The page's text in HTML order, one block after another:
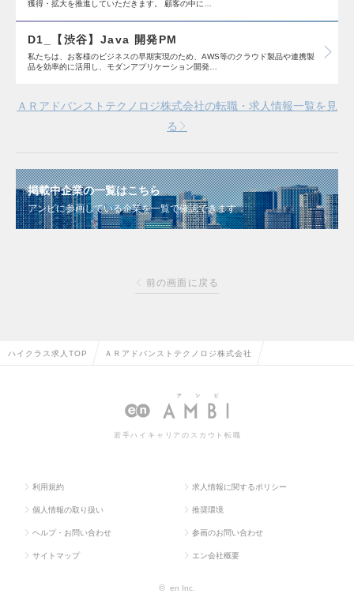
獲得・拡大を推進していただきます。 顧客の中に…
D1_【渋谷】Java 開発PM
私たちは、お客様のビジネスの早期実現のため、AWS等のクラウド製品や連携製
品を効率的に活用し、モダンアプリケーション開発…
ＡＲアドバンストテクノロジ株式会社の転職・求人情報一覧を見
る
掲載中企業の一覧はこちら
アンビに参画している企業を一覧で確認できます
前の画面に戻る
ハイクラス求人TOP ＡＲアドバンストテクノロジ株式会社
若手ハイキャリアのスカウト転職
利用規約 求人情報に関するポリシー
個人情報の取り扱い 推奨環境
ヘルプ・お問い合わせ 参画のお問い合わせ
サイトマップ エン会社概要
© en Inc.